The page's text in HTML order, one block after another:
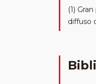
(1)
diffuso